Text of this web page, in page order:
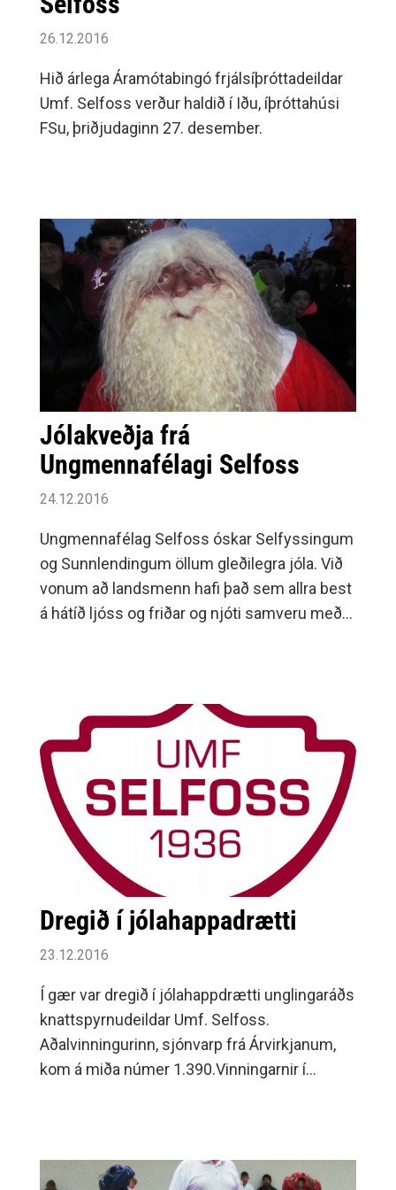
26.12.2016
Hið árlega Áramótabingó frjálsíþróttadeildar
Umf. Selfoss verður haldið í Iðu, íþróttahúsi
FSu, þriðjudaginn 27. desember.
Jólakveðja frá
Ungmennafélagi Selfoss
24.12.2016
Ungmennafélag Selfoss óskar Selfyssingum
og Sunnlendingum öllum gleðilegra jóla. Við
vonum að landsmenn hafi það sem allra best
á hátíð ljóss og friðar og njóti samveru með
Dregið í jólahappadrætti
23.12.2016
Í gær var dregið í jólahappdrætti unglingaráðs
knattspyrnudeildar Umf. Selfoss.
Aðalvinningurinn, sjónvarp frá Árvirkjanum,
kom á miða númer 1.390.Vinningarnir í